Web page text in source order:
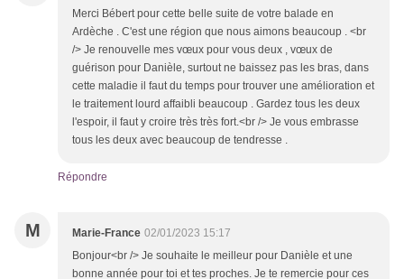
Merci Bébert pour cette belle suite de votre balade en
Ardèche . C'est une région que nous aimons beaucoup . <br
/> Je renouvelle mes vœux pour vous deux , vœux de
guérison pour Danièle, surtout ne baissez pas les bras, dans
cette maladie il faut du temps pour trouver une amélioration et
le traitement lourd affaibli beaucoup . Gardez tous les deux
l'espoir, il faut y croire très très fort.<br /> Je vous embrasse
tous les deux avec beaucoup de tendresse .
Répondre
M Marie-France 02/01/2023 15:17
Bonjour<br /> Je souhaite le meilleur pour Danièle et une
bonne année pour toi et tes proches. Je te remercie pour ces